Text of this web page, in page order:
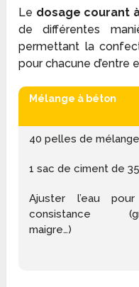
Le dosage courant
de différentes
permettant la
pour chacune d’entre
Mélange à béton
40 pelles de mélange
1 sac de ciment de
Ajuster l’eau
consistance
maigre…)